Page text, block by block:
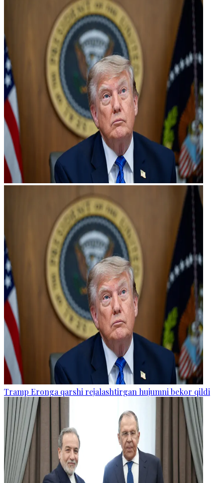
Tramp Eronga qarshi rejalashtirgan hujumni bekor qildi